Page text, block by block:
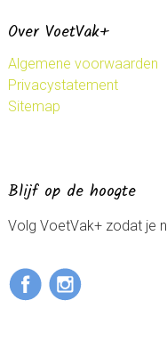
Over VoetVak+
Algemene voorwaarden
Privacystatement
Sitemap
Blijf op de hoogte
Volg VoetVak+ zodat je